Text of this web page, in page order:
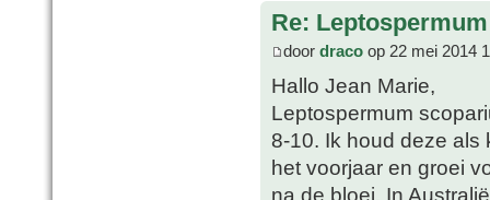
Re:
door draco op 22 mei 2014
Hallo Jean Marie,
Leptospermum
8-10. Ik houd deze als
het voorjaar en groei
na de bloei. In